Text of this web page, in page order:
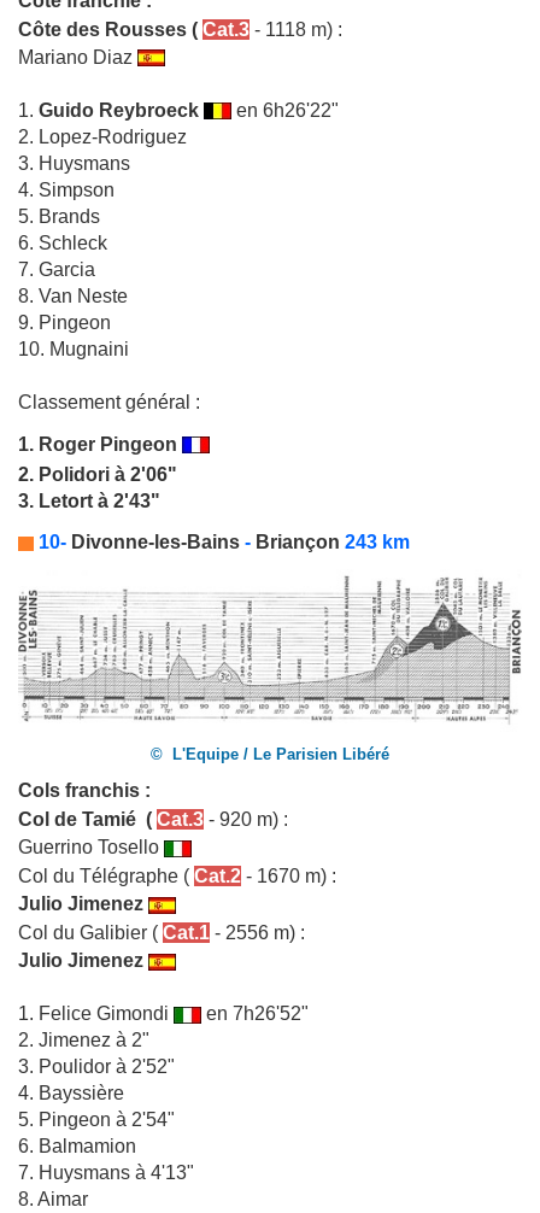
Côte des Rousses ( Cat.3 - 1118 m) :
Mariano Diaz
1. Guido Reybroeck
en 6h26'22"
2. Lopez-Rodriguez
3. Huysmans
4. Simpson
5. Brands
6. Schleck
7. Garcia
8. Van Neste
9. Pingeon
10. Mugnaini
Classement général :
1. Roger Pingeon
2. Polidori à 2'06"
3. Letort à 2'43"
10- Divonne-les-Bains - Briançon 243 km
© L'Equipe / Le Parisien Libéré
Cols franchis :
Col de Tamié ( Cat.3 - 920 m) :
Guerrino Tosello
Col du Télégraphe ( Cat.2 - 1670 m) :
Julio Jimenez
Col du Galibier ( Cat.1 - 2556 m) :
Julio Jimenez
1. Felice Gimondi
en 7h26'52"
2. Jimenez à 2"
3. Poulidor à 2'52"
4. Bayssière
5. Pingeon à 2'54"
6. Balmamion
7. Huysmans à 4'13"
8. Aimar